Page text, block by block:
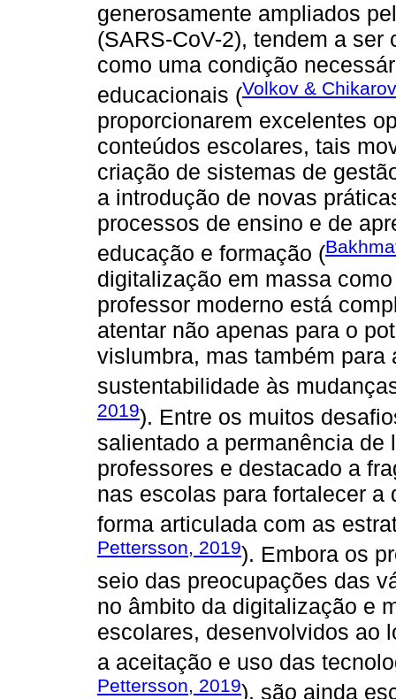
generosamente ampliados
(SARS-CoV-2), tendem a
como uma condição
educacionais (Volkov &
proporcionarem excelentes
conteúdos escolares, tais
criação de sistemas de
a introdução de novas
processos de ensino e de
educação e formação (
digitalização em massa
professor moderno está
atentar não apenas para o
vislumbra, mas também
sustentabilidade às
2019). Entre os muitos
salientado a permanência de
professores e destacado a
nas escolas para fortalecer
forma articulada com as
Pettersson, 2019). Embora os
seio das preocupações das
no âmbito da digitalização e
escolares, desenvolvidos ao
a aceitação e uso das
Pettersson, 2019), são ainda